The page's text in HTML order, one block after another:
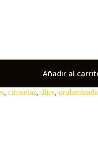
Añadir al
, circonias, dijes,